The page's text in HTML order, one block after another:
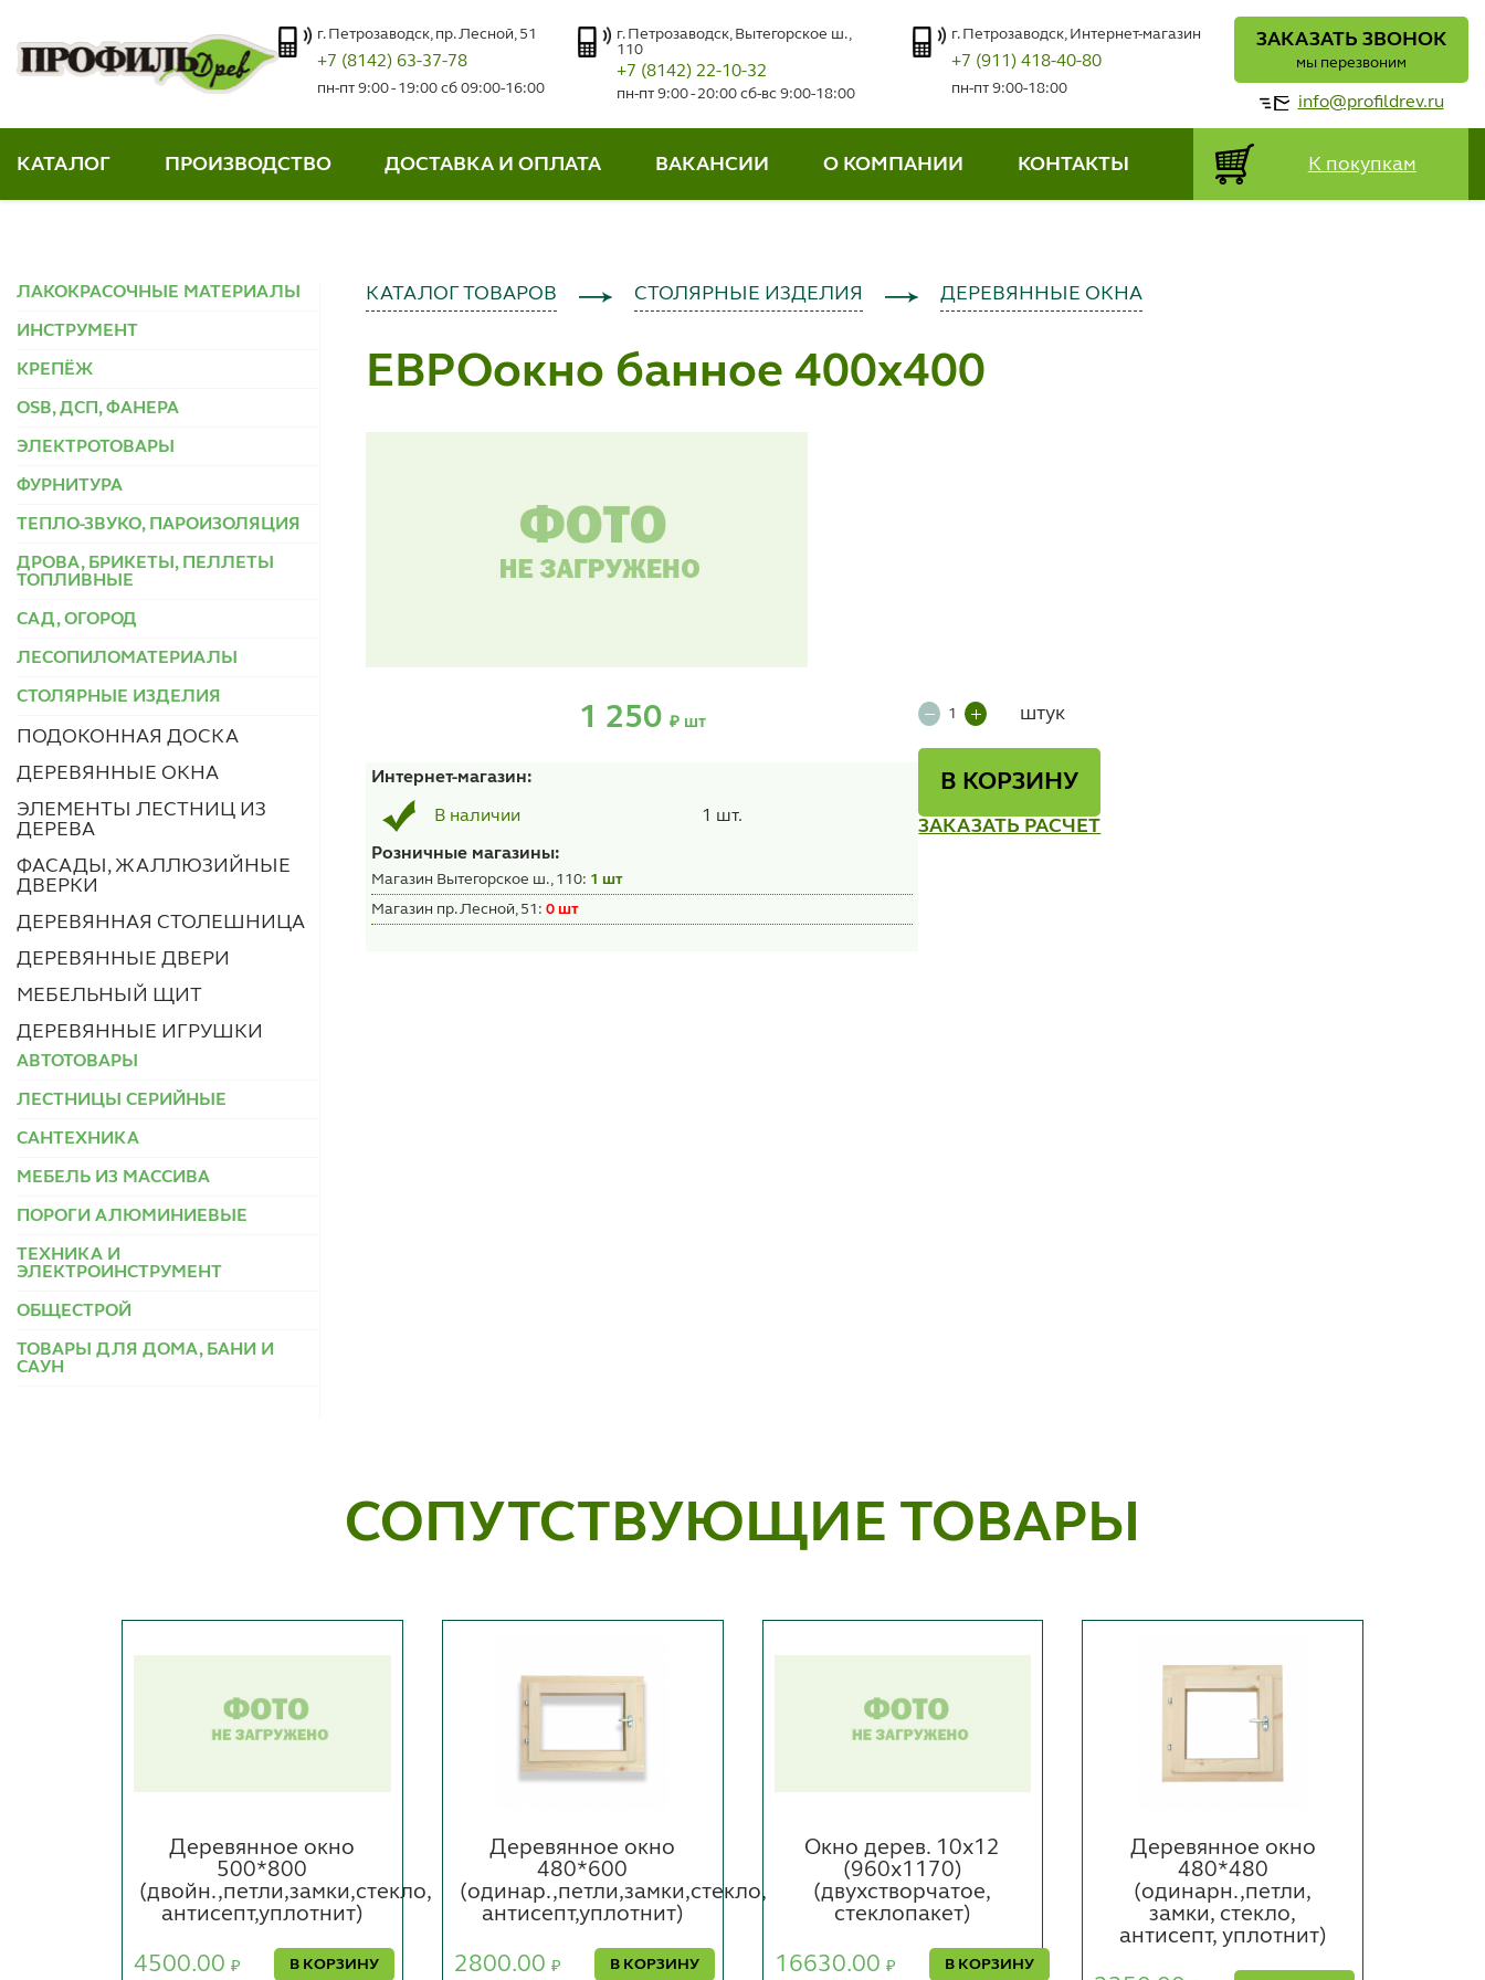
г. Петрозаводск, пр. Лесной, 51
+7 (8142) 63-37-78
пн-пт 9:00 - 19:00 сб 09:00-16:00
г. Петрозаводск, Вытегорское ш.,
110
+7 (8142) 22-10-32
пн-пт 9:00 - 20:00 сб-вс 9:00-18:00
г. Петрозаводск, Интернет-магазин
+7 (911) 418-40-80
пн-пт 9:00-18:00
ЗАКАЗАТЬ ЗВОНОК
мы перезвоним
info@profildrev.ru
КАТАЛОГ ПРОИЗВОДСТВО ДОСТАВКА И ОПЛАТА ВАКАНСИИ О КОМПАНИИ КОНТАКТЫ К покупкам
ЛАКОКРАСОЧНЫЕ МАТЕРИАЛЫ
ИНСТРУМЕНТ
КРЕПЁЖ
OSB, ДСП, ФАНЕРА
ЭЛЕКТРОТОВАРЫ
ФУРНИТУРА
ТЕПЛО-ЗВУКО, ПАРОИЗОЛЯЦИЯ
ДРОВА, БРИКЕТЫ, ПЕЛЛЕТЫ
ТОПЛИВНЫЕ
САД, ОГОРОД
ЛЕСОПИЛОМАТЕРИАЛЫ
СТОЛЯРНЫЕ ИЗДЕЛИЯ
ПОДОКОННАЯ ДОСКА
ДЕРЕВЯННЫЕ ОКНА
ЭЛЕМЕНТЫ ЛЕСТНИЦ ИЗ
ДЕРЕВА
ФАСАДЫ, ЖАЛЛЮЗИЙНЫЕ
ДВЕРКИ
ДЕРЕВЯННАЯ СТОЛЕШНИЦА
ДЕРЕВЯННЫЕ ДВЕРИ
МЕБЕЛЬНЫЙ ЩИТ
ДЕРЕВЯННЫЕ ИГРУШКИ
АВТОТОВАРЫ
ЛЕСТНИЦЫ СЕРИЙНЫЕ
САНТЕХНИКА
МЕБЕЛЬ ИЗ МАССИВА
ПОРОГИ АЛЮМИНИЕВЫЕ
ТЕХНИКА И
ЭЛЕКТРОИНСТРУМЕНТ
ОБЩЕСТРОЙ
ТОВАРЫ ДЛЯ ДОМА, БАНИ И
САУН
КАТАЛОГ ТОВАРОВ СТОЛЯРНЫЕ ИЗДЕЛИЯ ДЕРЕВЯННЫЕ ОКНА
ЕВРОокно банное 400х400
1 250 ₽ шт
Интернет-магазин:
В наличии 1 шт.
Розничные магазины:
Магазин Вытегорское ш., 110: 1 шт
Магазин пр. Лесной, 51:0 шт
штук
В КОРЗИНУ
ЗАКАЗАТЬ РАСЧЕТ
СОПУТСТВУЮЩИЕ ТОВАРЫ
Деревянное окно
500*800
(двойн.,петли,замки,стекло,
антисепт,уплотнит)
4500.00 ₽ В КОРЗИНУ
Деревянное окно
480*600
(одинар.,петли,замки,стекло,
антисепт,уплотнит)
2800.00 ₽ В КОРЗИНУ
Окно дерев. 10х12
(960х1170)
(двухстворчатое,
стеклопакет)
16630.00 ₽ В КОРЗИНУ
Деревянное окно
480*480
(одинарн.,петли,
замки, стекло,
антисепт, уплотнит)